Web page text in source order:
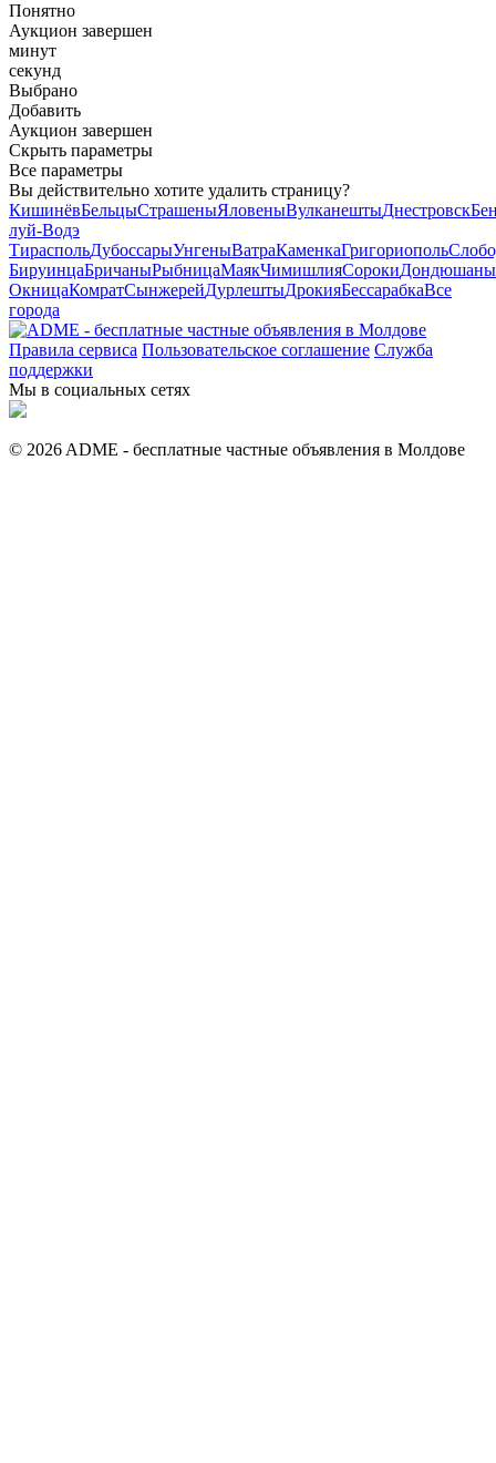
Понятно
Аукцион завершен
минут
секунд
Выбрано
Добавить
Аукцион завершен
Скрыть параметры
Все параметры
Вы действительно хотите удалить страницу?
КишинёвБельцыСтрашеныЯловеныВулканештыДнестровск
луй-Водэ
ТираспольДубоссарыУнгеныВатраКаменкаГригориополь
БируинцаБричаныРыбницаМаякЧимишлияСорокиДондюшаны
ОкницаКомратСынжерейДурлештыДрокияБессарабкаВсе
города
Правила сервиса Пользовательское соглашение Служба
поддержки
Мы в социальных сетях
© 2026 ADME - бесплатные частные объявления в Молдове